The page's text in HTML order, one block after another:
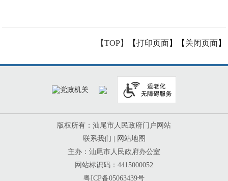
【TOP】 【打印页面】【 关闭页面】
版权所有：汕尾市人民政府门户网站
联系我们
网站地图
主办：汕尾市人民政府办公室
网站标识码：4415000052
粤ICP备05063439号